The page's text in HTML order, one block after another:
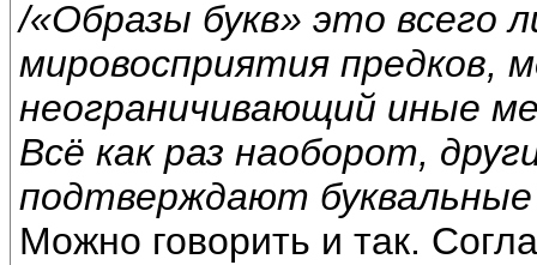
/«Образы букв» это всего
мировосприятия предков,
неограничивающий иные
Всё как раз наоборот,
подтверждают буквальные
Можно говорить и так.